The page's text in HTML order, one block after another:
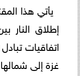
يأتي هذا
إطلاق النار
اتفاقيات
غزة إلى